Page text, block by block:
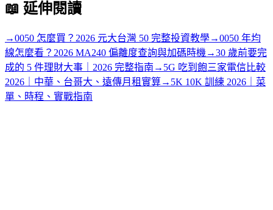
📖 延伸閱讀
→0050 怎麼買？2026 元大台灣 50 完整投資教學→0050 年均
線怎麼看？2026 MA240 偏離度查詢與加碼時機 →30 歲前要完
成的 5 件理財大事｜2026 完整指南 → 5G 吃到飽三家電信比較
2026｜中華、台哥大、遠傳月租實算→ 5K 10K 訓練 2026｜菜
單、時程、實戰指南